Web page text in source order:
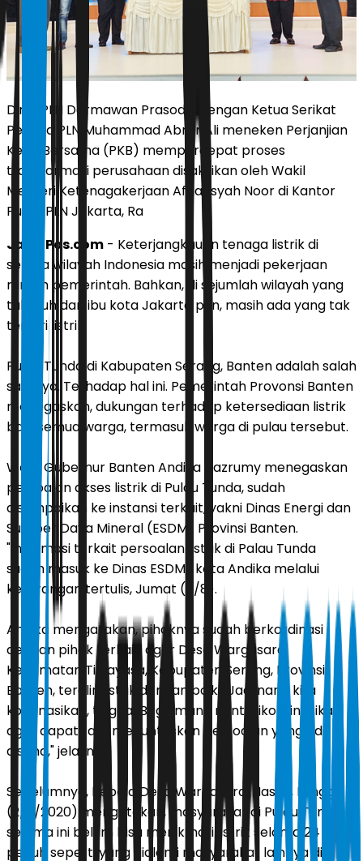
Dirut PLN Darmawan Prasodjo dengan Ketua Serikat
Pekerja PLN Muhammad Abrar Ali meneken Perjanjian
Kerja Bersama (PKB) mempercepat proses
transformasi perusahaan disaksikan oleh Wakil
Menteri Ketenagakerjaan Afriansyah Noor di Kantor
Pusat PLN Jakarta, Ra
JawaPos.com - Keterjangkauan tenaga listrik di
semua wilayah Indonesia masih menjadi pekerjaan
rumah pemerintah. Bahkan, di sejumlah wilayah yang
tak jauh dari ibu kota Jakarta pun, masih ada yang tak
teraliri listrik.
Pulau Tunda di Kabupaten Serang, Banten adalah salah
satunya. Terhadap hal ini. Pemerintah Provonsi Banten
menegaskan, dukungan terhadap ketersediaan listrik
bagi semua warga, termasuk warga di pulau tersebut.
Wakil Gubernur Banten Andika Hazrumy menegaskan
persoalan akses listrik di Pulau Tunda, sudah
disampaikan ke instansi terkait, yakni Dinas Energi dan
Sumber Daya Mineral (ESDM) Provinsi Banten.
"Informasi terkait persoalan listrik di Palau Tunda
sudah masuk ke Dinas ESDM," kata Andika melalui
keterangan tertulis, Jumat (7/8).
Andika mengatakan, pihaknya sudah berkordinasi
dengan pihak terkait, agar Desa Wargasara,
Kecamatan Tirtayasa, Kabupaten Serang, Provinsi
Banten, teraliri listrik dengan baik. "Jadi nanti kita
kordinasikan, tinggal Bagaimana nanti dikordinasikan
agar dapat tadi, menuntaskan persoalan yang ada
disana," jelasnya.
Sebelumnya, Kepala Desa Wargasara, Hasim, Minggu
(2/8/2020) mengatakan, masyarakat di Pulau Tunda
selama ini belum bisa menikmati listrik selama 24 jam
penuh seperti yang dialami masyarakat lainnya di